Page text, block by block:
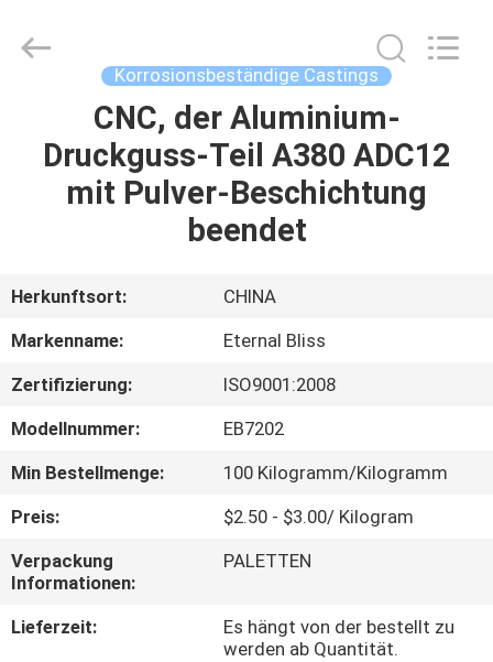
PRODUKTE
ÜBER
FABRIK-
AUSFLUG
QUALITÄTSKONTROLLE
TRETEN
Forging
Co.,LTD..
Korrosionsbeständige Castings
CNC, der Aluminium-
Druckguss-Teil A380 ADC12
mit Pulver-Beschichtung
beendet
Herkunftsort:
CHINA
Markenname:
Eternal Bliss
Zertifizierung:
ISO9001:2008
Modellnummer:
EB7202
Min Bestellmenge:
100 Kilogramm/Kilogramm
Preis:
$2.50 - $3.00/ Kilogram
Verpackung
Informationen:
PALETTEN
Lieferzeit:
Es hängt von der bestellt zu
werden ab Quantität.